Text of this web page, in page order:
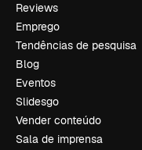
Reviews
Emprego
Tendências de pesquisa
Blog
Eventos
Slidesgo
Vender conteúdo
Sala de imprensa